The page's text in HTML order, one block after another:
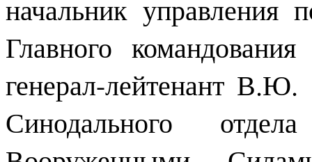
начальник управления
Главного
генерал-лейтенант
Синодального